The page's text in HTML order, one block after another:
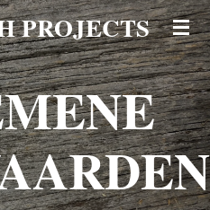
PROJECTS